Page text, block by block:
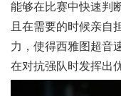
能够在比赛中快速判
且在需要的时候亲自
力，使得西雅图超音
在对抗强队时发挥出